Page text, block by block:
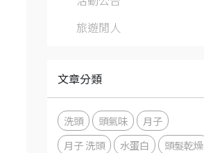
旅遊閒人
文章分類
洗頭 頭氣味
月子
月子 洗頭
水蛋白
頭髮乾燥